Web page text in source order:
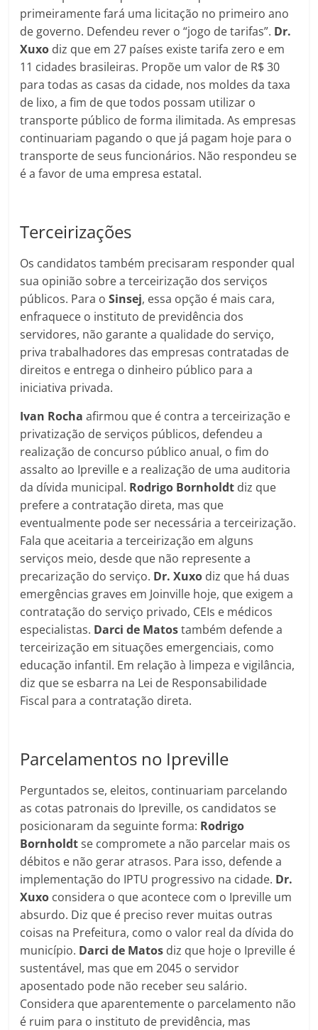
primeiramente fará uma licitação no primeiro ano
de governo. Defendeu rever o “jogo de tarifas”. Dr.
Xuxo diz que em 27 países existe tarifa zero e em
11 cidades brasileiras. Propõe um valor de R$ 30
para todas as casas da cidade, nos moldes da taxa
de lixo, a fim de que todos possam utilizar o
transporte público de forma ilimitada. As empresas
continuariam pagando o que já pagam hoje para o
transporte de seus funcionários. Não respondeu se
é a favor de uma empresa estatal.
Terceirizações
Os candidatos também precisaram responder qual
sua opinião sobre a terceirização dos serviços
públicos. Para oSinsej, essa opção é mais cara,
enfraquece o instituto de previdência dos
servidores, não garante a qualidade do serviço,
priva trabalhadores das empresas contratadas de
direitos e entrega o dinheiro público para a
iniciativa privada.
Ivan Rocha afirmou que é contra a terceirização e
privatização de serviços públicos, defendeu a
realização de concurso público anual, o fim do
assalto ao Ipreville e a realização de uma auditoria
da dívida municipal. Rodrigo Bornholdt diz que
prefere a contratação direta, mas que
eventualmente pode ser necessária a terceirização.
Fala que aceitaria a terceirização em alguns
serviços meio, desde que não represente a
precarização do serviço. Dr. Xuxo diz que há duas
emergências graves em Joinville hoje, que exigem a
contratação do serviço privado, CEIs e médicos
especialistas. Darci de Matostambém defende a
terceirização em situações emergenciais, como
educação infantil. Em relação à limpeza e vigilância,
diz que se esbarra na Lei de Responsabilidade
Fiscal para a contratação direta.
Parcelamentos no Ipreville
Perguntados se, eleitos, continuariam parcelando
as cotas patronais do Ipreville, os candidatos se
posicionaram da seguinte forma: Rodrigo
Bornholdtse compromete a não parcelar mais os
débitos e não gerar atrasos. Para isso, defende a
implementação do IPTU progressivo na cidade. Dr.
Xuxo considera o que acontece com o Ipreville um
absurdo. Diz que é preciso rever muitas outras
coisas na Prefeitura, como o valor real da dívida do
município. Darci de Matos diz que hoje o Ipreville é
sustentável, mas que em 2045 o servidor
aposentado pode não receber seu salário.
Considera que aparentemente o parcelamento não
é ruim para o instituto de previdência, mas